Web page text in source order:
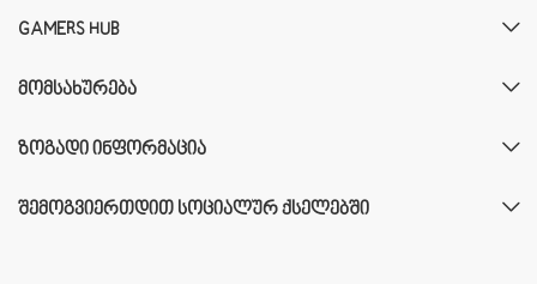
GAMERS HUB
ᲛᲝᲛᲡᲐᲮᲣᲠᲔᲑᲐ
ᲖᲝᲒᲐᲓᲘ ᲘᲜᲤᲝᲠᲛᲐᲪᲘᲐ
ᲨᲔᲛᲝᲒᲕᲘᲔᲠᲗᲓᲘᲗ ᲡᲝᲪᲘᲐᲚᲣᲠ ᲥᲡᲔᲚᲔᲑᲨᲘ